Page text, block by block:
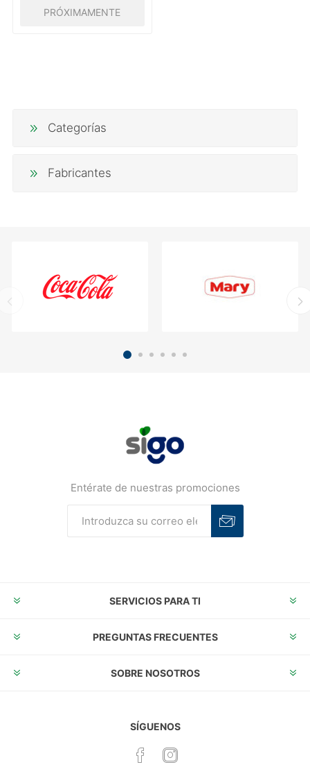
PRÓXIMAMENTE
Categorías
Fabricantes
Entérate de nuestras promociones
SERVICIOS PARA TI
PREGUNTAS FRECUENTES
SOBRE NOSOTROS
SÍGUENOS